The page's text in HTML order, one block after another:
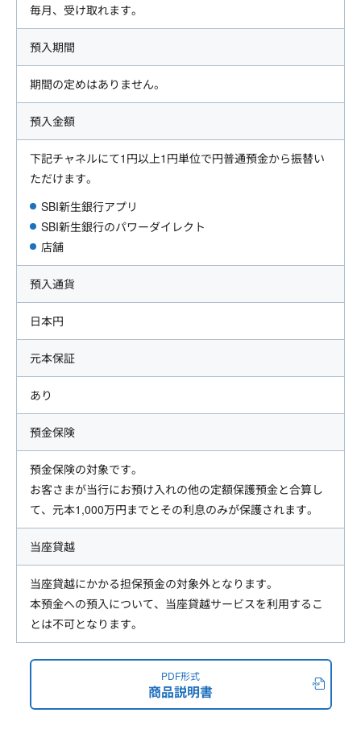
毎月、受け取れます。
預入期間
期間の定めはありません。
預入金額
下記チャネルにて1円以上1円単位で円普通預金から振替い
ただけます。
SBI新生銀行アプリ
SBI新生銀行のパワーダイレクト
店舗
預入通貨
日本円
元本保証
あり
預金保険
預金保険の対象です。
お客さまが当行にお預け入れの他の定額保護預金と合算し
て、元本1,000万円までとその利息のみが保護されます。
当座貸越
当座貸越にかかる担保預金の対象外となります。
本預金への預入について、当座貸越サービスを利用するこ
とは不可となります。
PDF形式
商品説明書